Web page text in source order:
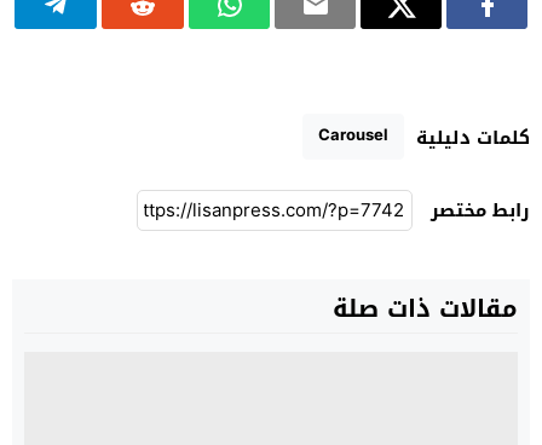
كلمات دليلية Carousel
رابط مختصر
مقالات ذات صلة